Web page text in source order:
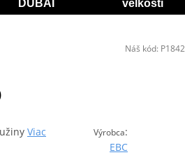
DUBAI
velkosti
Výrobca:
EBC
Viac
Náš kód: P1842